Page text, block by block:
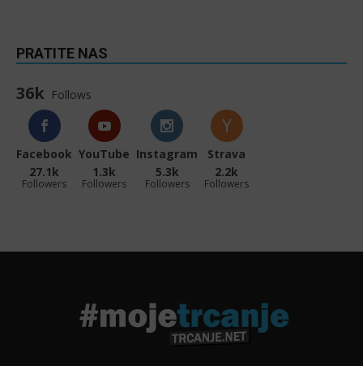
PRATITE NAS
36k Follows
Facebook
27.1k
Followers
YouTube
1.3k
Followers
Instagram
5.3k
Followers
Strava
2.2k
Followers